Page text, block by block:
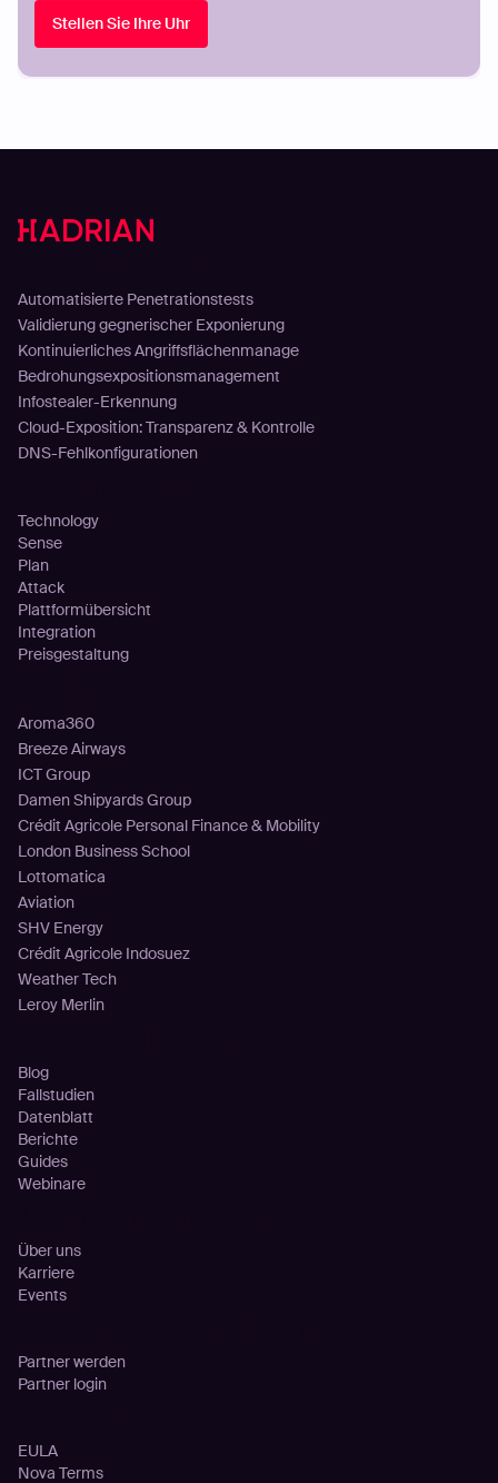
Stellen Sie Ihre Uhr
Automatisierte Penetrationstests
Validierung gegnerischer Exponierung
Kontinuierliches Angriffsflächenmanage
Bedrohungsexpositionsmanagement
Infostealer-Erkennung
Cloud-Exposition: Transparenz & Kontrolle
DNS-Fehlkonfigurationen
Technology
Sense
Plan
Attack
Plattformübersicht
Integration
Preisgestaltung
Aroma360
Breeze Airways
ICT Group
Damen Shipyards Group
Crédit Agricole Personal Finance & Mobility
London Business School
Lottomatica
Aviation
SHV Energy
Crédit Agricole Indosuez
Weather Tech
Leroy Merlin
Blog
Fallstudien
Datenblatt
Berichte
Guides
Webinare
Über uns
Karriere
Events
Partner werden
Partner login
EULA
Nova Terms